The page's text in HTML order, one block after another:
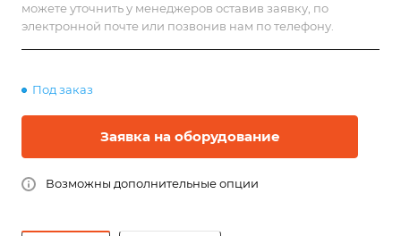
можете уточнить у менеджеров оставив заявку, по
электронной почте или позвонив нам по телефону.
Под заказ
Заявка на оборудование
Возможны дополнительные опции